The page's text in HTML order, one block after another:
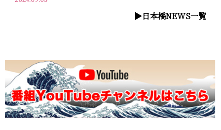
▶︎日本橋NEWS一覧